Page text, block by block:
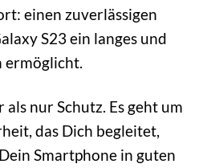
einen zuverlässigen
S23 ein langes und
ermöglicht.
nur Schutz. Es geht um
das Dich begleitet,
Smartphone in guten